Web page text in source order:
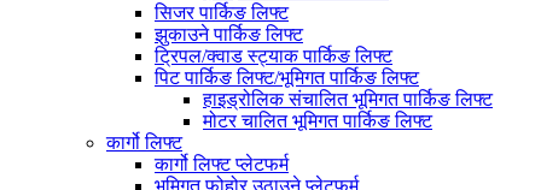
सिजर पार्किङ लिफ्ट
झुकाउने पार्किङ लिफ्ट
ट्रिपल/क्वाड स्ट्याक पार्किङ लिफ्ट
पिट पार्किङ लिफ्ट/भूमिगत पार्किङ लिफ्ट
हाइड्रोलिक संचालित भूमिगत पार्किङ लिफ्ट
मोटर चालित भूमिगत पार्किङ लिफ्ट
कार्गो लिफ्ट
कार्गो लिफ्ट प्लेटफर्म
भूमिगत फोहोर उठाउने प्लेटफर्म